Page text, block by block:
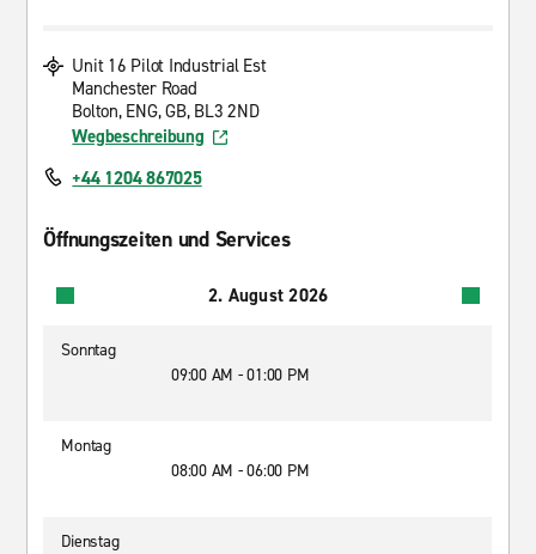
Unit 16 Pilot Industrial Est
Manchester Road
Bolton, ENG, GB, BL3 2ND
Wegbeschreibung
+44 1204 867025
Öffnungszeiten und Services
2. August 2026
Sonntag
09:00 AM - 01:00 PM
Montag
08:00 AM - 06:00 PM
Dienstag